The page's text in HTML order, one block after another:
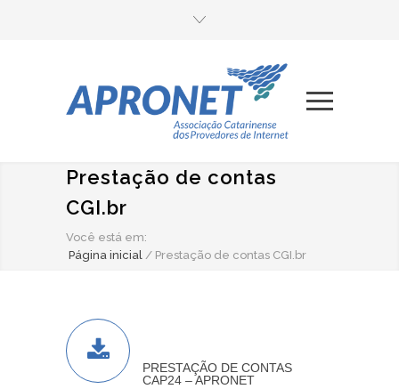
Prestação de contas
CGI.br
Você está em:
Página inicial / Prestação de contas CGI.br
PRESTAÇÃO DE CONTAS
CAP24 – APRONET